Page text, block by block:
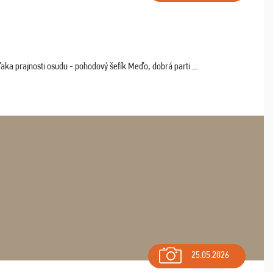
prajnosti osudu - pohodový šefík Meďo, dobrá parti ...
25.05.2026